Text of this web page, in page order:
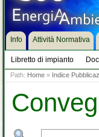
Info Attività Normativa
Libretto di impianto
Path: Home » Indice